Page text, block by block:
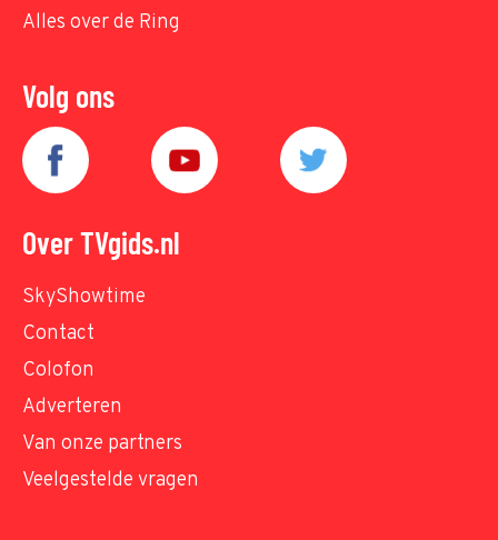
Alles over de Ring
Volg ons
Over TVgids.nl
SkyShowtime
Contact
Colofon
Adverteren
Van onze partners
Veelgestelde vragen